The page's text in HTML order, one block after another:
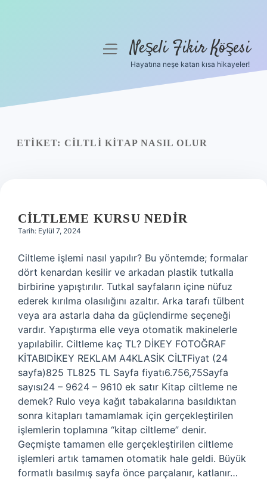
Yasal Uyarı
menüyüNeşeli Fikir Köşesi
Hayatına neşe katan kısa hikayeler!
ETIKET: CILTLI KITAP NASIL OLUR
CILTLEME KURSU NEDIR
Tarih: Eylül 7, 2024
Ciltleme işlemi nasıl yapılır? Bu yöntemde; formalar
dört kenardan kesilir ve arkadan plastik tutkalla
birbirine yapıştırılır. Tutkal sayfaların içine nüfuz
ederek kırılma olasılığını azaltır. Arka tarafı tülbent
veya ara astarla daha da güçlendirme seçeneği
vardır. Yapıştırma elle veya otomatik makinelerle
yapılabilir. Ciltleme kaç TL? DİKEY FOTOĞRAF
KİTABIDİKEY REKLAM A4KLASİK CİLTFiyat (24
sayfa)825 TL825 TL Sayfa fiyatı6.756,75Sayfa
sayısı24 – 9624 – 9610 ek satır Kitap ciltleme ne
demek? Rulo veya kağıt tabakalarına basıldıktan
sonra kitapları tamamlamak için gerçekleştirilen
işlemlerin toplamına “kitap ciltleme” denir.
Geçmişte tamamen elle gerçekleştirilen ciltleme
işlemleri artık tamamen otomatik hale geldi. Büyük
formatlı basılmış sayfa önce parçalanır, katlanır…